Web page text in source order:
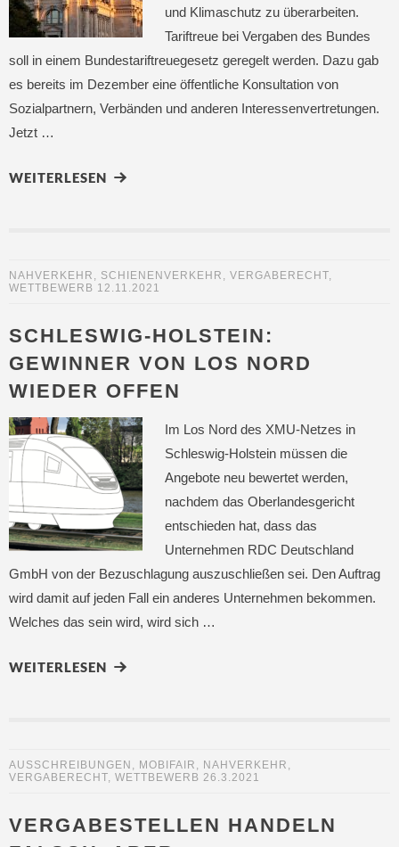
und Klimaschutz zu überarbeiten.
Tariftreue bei Vergaben des Bundes
soll in einem Bundestariftreuegesetz geregelt werden. Dazu gab
es bereits im Dezember eine öffentliche Konsultation von
Sozialpartnern, Verbänden und anderen Interessenvertretungen.
Jetzt …
WEITERLESEN
NAHVERKEHR , SCHIENENVERKEHR , VERGABERECHT,
WETTBEWERB 12.11.2021
SCHLESWIG-HOLSTEIN:
GEWINNER VON LOS NORD
WIEDER OFFEN
Im Los Nord des XMU-Netzes in
Schleswig-Holstein müssen die
Angebote neu bewertet werden,
nachdem das Oberlandesgericht
entschieden hat, dass das
Unternehmen RDC Deutschland
GmbH von der Bezuschlagung auszuschließen sei. Den Auftrag
wird damit auf jeden Fall ein anderes Unternehmen bekommen.
Welches das sein wird, wird sich …
WEITERLESEN
AUSSCHREIBUNGEN , MOBIFAIR , NAHVERKEHR ,
VERGABERECHT, WETTBEWERB 26.3.2021
VERGABESTELLEN HANDELN